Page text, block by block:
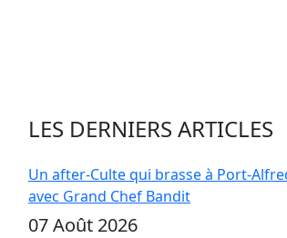
LES DERNIERS ARTICLES
Un after-Culte qui brasse à Port-
avec Grand Chef Bandit
07 Août 2026